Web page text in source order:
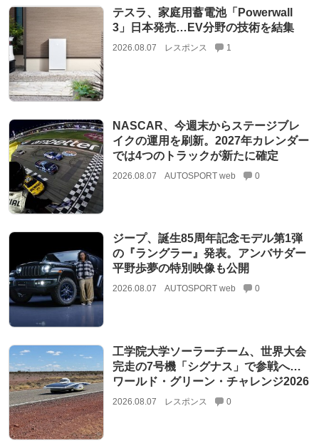
テスラ、家庭用蓄電池「Powerwall
3」日本発売…EV分野の技術を結集
2026.08.07 レスポンス 1
NASCAR、今週末からステージブレ
イクの運用を刷新。2027年カレンダー
では4つのトラックが新たに確定
2026.08.07 AUTOSPORT web 0
ジープ、誕生85周年記念モデル第1弾
の『ラングラー』発表。アンバサダー
平野歩夢の特別映像も公開
2026.08.07 AUTOSPORT web 0
工学院大学ソーラーチーム、世界大会
完走の7号機「シグナス」で参戦へ…
ワールド・グリーン・チャレンジ2026
2026.08.07 レスポンス 0